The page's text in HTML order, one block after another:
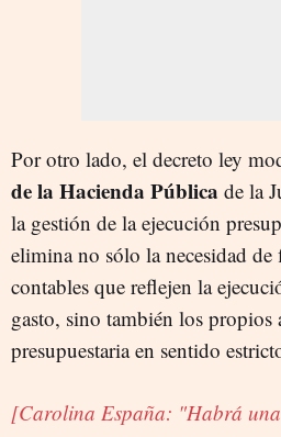
Por otro lado, el decreto ley
de la Hacienda Pública de la
la gestión de la ejecución
elimina no sólo la necesidad
contables que reflejen la
gasto, sino también los propios
presupuestaria en sentido
[Carolina España: "Habrá